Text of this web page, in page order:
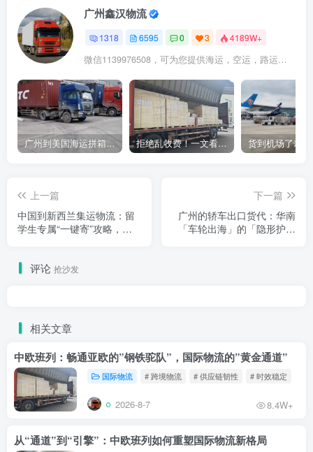
广州鑫汉物流
1318 6595 0 3 4189W+
微信1139976508，可为您提供海运，空运，路运，铁路运输
广州到美国海运拼箱多少钱？2024年最新运费构成+隐藏费用避坑指南 拒绝乱收费！一文看懂中国货代计费套路，教你避开所有隐形坑
上一篇
中国到新西兰集运物流：留
学生专属“一键寄”攻略，双
下一篇
广州的轿车出口货代：华南
「车轮出海」的「隐形护航
评论 抢沙发
相关文章
中欧班列：畅通亚欧的”钢铁驼队”，国际物流的”黄金通道”
国际物流 # 跨境物流 # 供应链韧性 # 时效稳定
2026-8-7 8.4W+
从“通道”到“引擎”：中欧班列如何重塑国际物流新格局